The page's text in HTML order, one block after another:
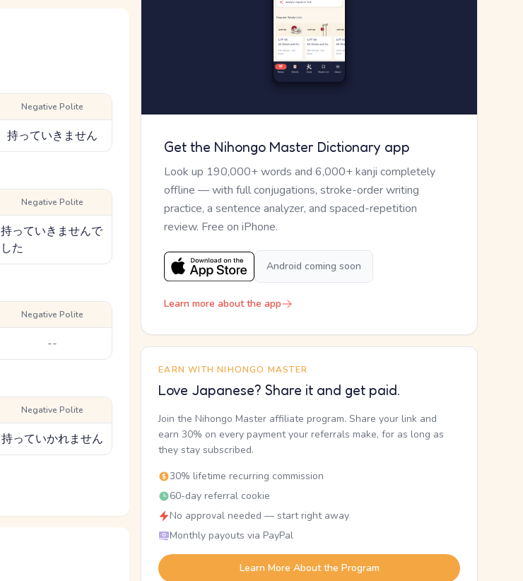
Negative Polite
持っていきません
Negative Polite
持っていきませんで
した
Negative Polite
--
Negative Polite
持っていかれません
Get the Nihongo Master Dictionary app
Look up 190,000+ words and 6,000+ kanji completely
offline — with full conjugations, stroke-order writing
practice, a sentence analyzer, and spaced-repetition
review. Free on iPhone.
Android coming soon
Learn more about the app
EARN WITH NIHONGO MASTER
Love Japanese? Share it and get paid.
Join the Nihongo Master affiliate program. Share your link and
earn 30% on every payment your referrals make, for as long as
they stay subscribed.
30% lifetime recurring commission
60-day referral cookie
No approval needed — start right away
Monthly payouts via PayPal
Learn More About the Program